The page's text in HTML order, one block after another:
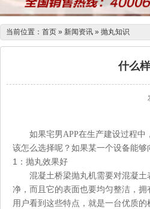
当前位置： 首页 » 新闻资讯 » 抛丸知识
什么
如果宅男APP在生产建设过程中
该怎么选择呢？如果某一个设备能
1 ：抛丸效果好
混凝土桥梁抛丸机需要对混凝土
净，而且它的表面也要均匀整洁
用户看到这些特点，就是一台优质的机